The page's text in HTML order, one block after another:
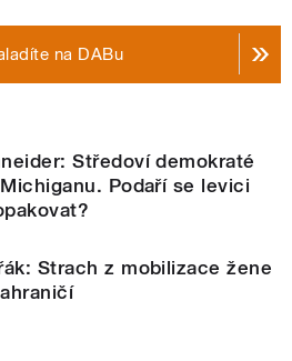
na DABu
Středoví demokraté
Podaří se levici
Strach z mobilizace žene